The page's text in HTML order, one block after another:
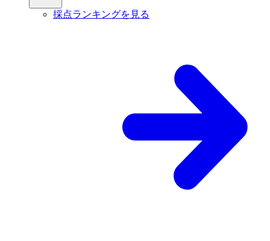
採点ランキングを見る